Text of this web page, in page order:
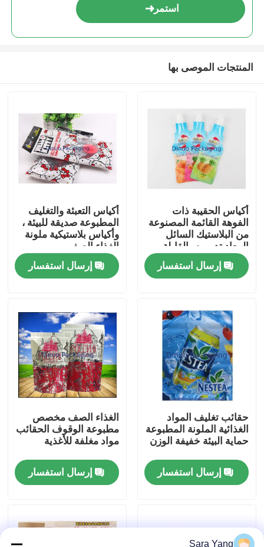
بيت
منتجات
مقاطع الفيديو
معلومات عنا
جولة المصنع
مراقبة الجودة
اتصل بنا
أخبار
الحقائب البريدية فقاعي
استمر
المنتجات الموصى بها
أكياس الحقيبة ذات
الفوهة القائمة المصنوعة
من البلاستيك السائل
المعاد تدويره والقابلة
لإعادة التعبئة
إرسال استفسار
أكياس التعبئة والتغليف
المطبوعة صديقة للبيئة ،
وأكياس بلاستيكية ملونة
الغذاء الصف
إرسال استفسار
حقائب تغليف المواد
الغذائية الملونة المطبوعة
حماية البيئة خفيفة الوزن
إرسال استفسار
الغذاء الصف مخصص
مطبوعة الوقوف الحقائب
مواد مغلفة للأغذية
إرسال استفسار
Sara Yang